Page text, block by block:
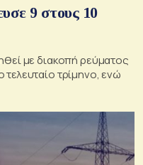
9 στους 10
με διακοπή ρεύματος
τρίμηνο, ενώ